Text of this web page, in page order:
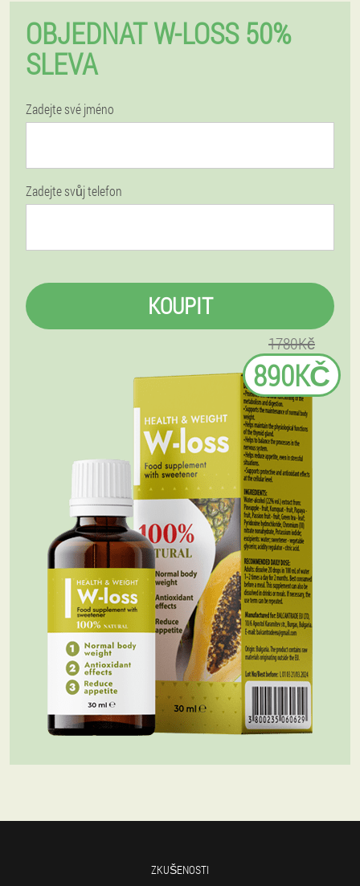
OBJEDNAT W-LOSS 50%
SLEVA
Zadejte své jméno
Zadejte svůj telefon
KOUPIT
1780Kč
890KČ
ZKUŠENOSTI